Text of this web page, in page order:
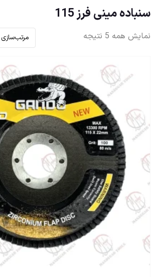
سنباده مینی فرز 115
نمایش همه 5 نتیجه